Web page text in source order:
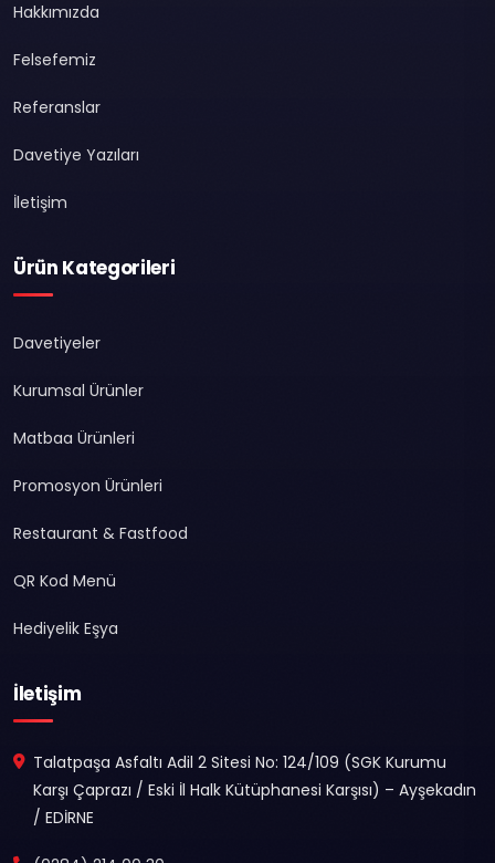
Hakkımızda
Felsefemiz
Referanslar
Davetiye Yazıları
İletişim
Ürün Kategorileri
Davetiyeler
Kurumsal Ürünler
Matbaa Ürünleri
Promosyon Ürünleri
Restaurant & Fastfood
QR Kod Menü
Hediyelik Eşya
İletişim
Talatpaşa Asfaltı Adil 2 Sitesi No: 124/109 (SGK Kurumu
Karşı Çaprazı / Eski İl Halk Kütüphanesi Karşısı) – Ayşekadın
/ EDİRNE